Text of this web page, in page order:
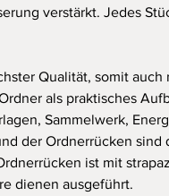
verstärkt. Jedes
Qualität, somit auch
als praktisches
Sammelwerk,
der Ordnerrücken
ist mit
dienen ausgeführt.